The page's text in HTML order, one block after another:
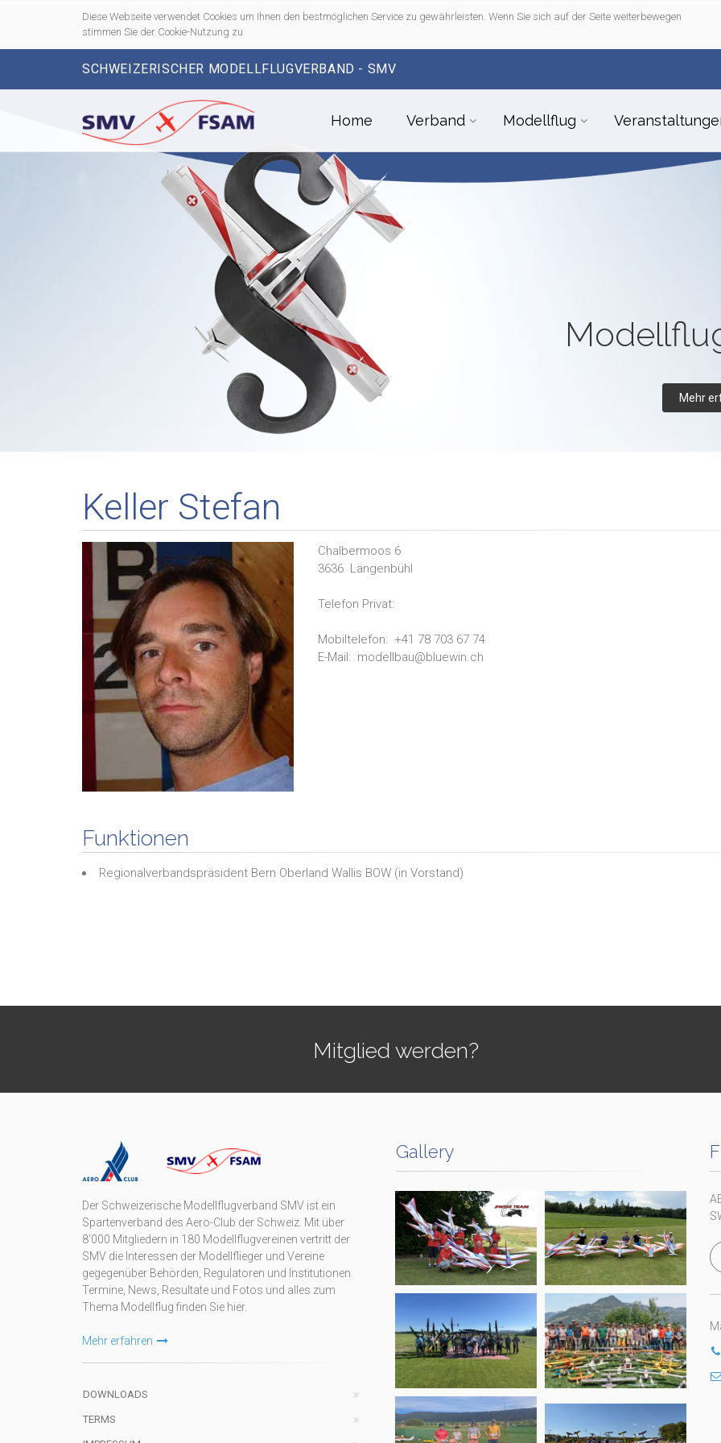
Diese Webseite verwendet Cookies um Ihnen den bestmöglichen Service zu gewährleisten. Wenn Sie sich auf der Seite weiterbewegen
stimmen Sie der Cookie-Nutzung zu
SCHWEIZERISCHER MODELLFLUGVERBAND - SMV
Home Verband Modellflug
Mehr
Keller Stefan
Chalbermoos 6
3636 Längenbühl
Telefon Privat:
Mobiltelefon: +41 78 703 67 74
E-Mail: modellbau@bluewin.ch
Funktionen
Regionalverbandspräsident Bern Oberland Wallis BOW (in Vorstand)
Mitglied werden?
Der Schweizerische Modellflugverband SMV ist ein
Spartenverband des Aero-Club der Schweiz. Mit über
8'000 Mitgliedern in 180 Modellflugvereinen vertritt der
SMV die Interessen der Modellflieger und Vereine
gegegenüber Behörden, Regulatoren und Institutionen.
Termine, News, Resultate und Fotos und alles zum
Thema Modellflug finden Sie hier.
Mehr erfahren
DOWNLOADS
TERMS
Gallery